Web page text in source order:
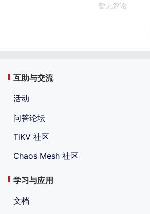
暂无评论
互助与交流
活动
问答论坛
TiKV 社区
Chaos Mesh 社区
学习与应用
文档